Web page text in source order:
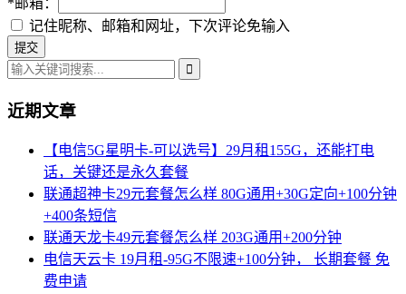
*邮箱：
记住昵称、邮箱和网址，下次评论免输入
近期文章
【电信5G星明卡-可以选号】29月租155G，还能打电
话，关键还是永久套餐
联通超神卡29元套餐怎么样 80G通用+30G定向+100分钟
+400条短信
联通天龙卡49元套餐怎么样 203G通用+200分钟
电信天云卡 19月租-95G不限速+100分钟， 长期套餐 免
费申请